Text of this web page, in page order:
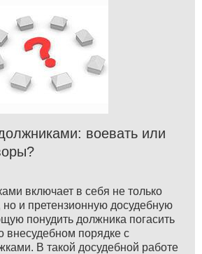
воевать или
включает в себя не только
и претензионную досудебную
понудить должника погасить
внесудебном порядке с
В такой досудебной работе